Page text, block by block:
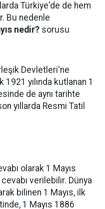
Türkiye'de de hem
Bu nedenle
nedir? sorusu
Devletleri'ne
yılında kutlanan 1
de aynı tarihte
yıllarda Resmi Tatil
olarak 1 Mayıs
verilebilir. Dünya
bilinen 1 Mayıs, ilk
1 Mayıs 1886